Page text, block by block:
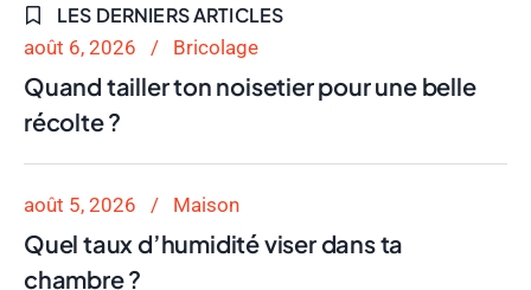
LES DERNIERS ARTICLES
août 6, 2026 Bricolage
Quand tailler ton noisetier pour une belle
récolte ?
août 5, 2026 Maison
Quel taux d’humidité viser dans ta
chambre ?